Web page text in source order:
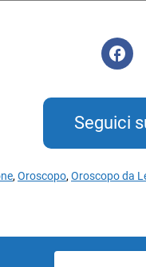
Seguici
,Oroscopo,Oroscopo da